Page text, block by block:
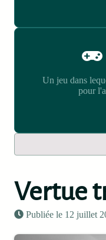
Un jeu dans
pour
Vertue
Publiée le 12 juillet